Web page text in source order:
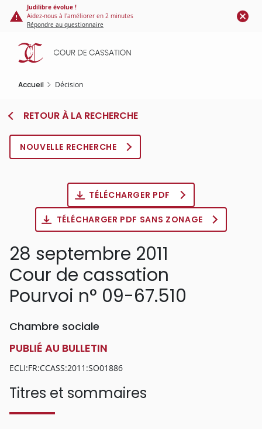
Panneau de gestion des cookies
contenu
principal
Judilibre évolue !
Aidez-nous à l'améliorer en 2 minutes
Répondre au questionnaire
Accueil Décision
RETOUR À LA RECHERCHE
NOUVELLE RECHERCHE
TÉLÉCHARGER PDF
TÉLÉCHARGER PDF SANS ZONAGE
28 septembre 2011
Cour de cassation
Pourvoi n° 09-67.510
Chambre sociale
PUBLIÉ AU BULLETIN
ECLI:FR:CCASS:2011:SO01886
Titres et sommaires